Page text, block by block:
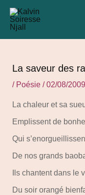
Aller
contenu
La saveur des
/ Poésie/02/08/2009
La chaleur et sa
Emplissent de
Qui
De nos grands
Ils chantent dans le
Du soir orangé
Navigation
des
articles
C
a
e